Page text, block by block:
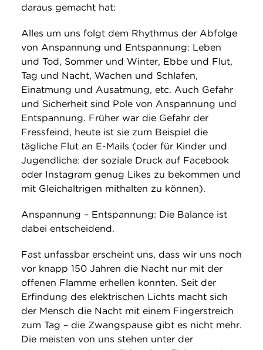
daraus gemacht hat:
Alles um uns folgt dem Rhythmus der Abfolge
von Anspannung und Entspannung: Leben
und Tod, Sommer und Winter, Ebbe und Flut,
Tag und Nacht, Wachen und Schlafen,
Einatmung und Ausatmung, etc. Auch Gefahr
und Sicherheit sind Pole von Anspannung und
Entspannung. Früher war die Gefahr der
Fressfeind, heute ist sie zum Beispiel die
tägliche Flut an E-Mails (oder für Kinder und
Jugendliche: der soziale Druck auf Facebook
oder Instagram genug Likes zu bekommen und
mit Gleichaltrigen mithalten zu können).
Anspannung – Entspannung: Die Balance ist
dabei entscheidend.
Fast unfassbar erscheint uns, dass wir uns noch
vor knapp 150 Jahren die Nacht nur mit der
offenen Flamme erhellen konnten. Seit der
Erfindung des elektrischen Lichts macht sich
der Mensch die Nacht mit einem Fingerstreich
zum Tag – die Zwangspause gibt es nicht mehr.
Die meisten von uns stehen unter der